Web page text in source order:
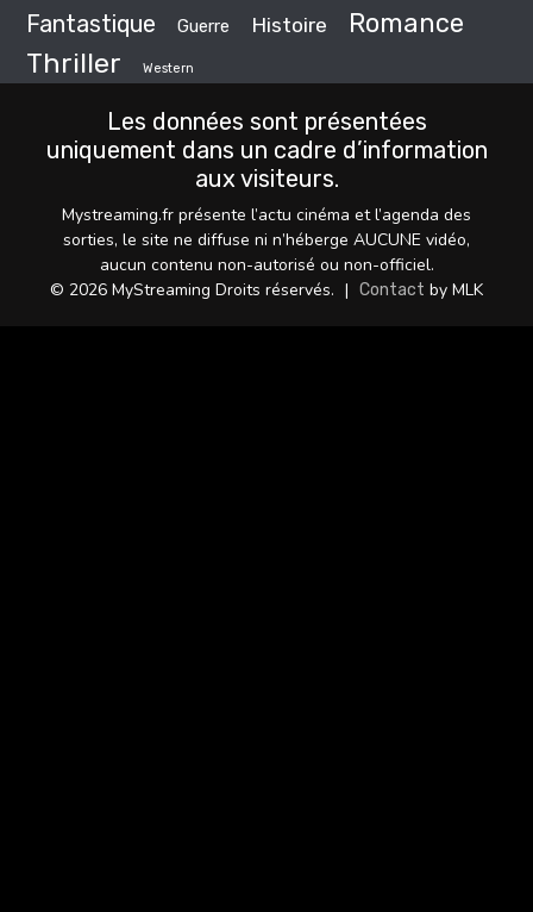
Fantastique Guerre Histoire Romance
Thriller Western
Les données sont présentées
uniquement dans un cadre d’information
aux visiteurs.
Mystreaming.fr présente l’actu cinéma et l’agenda des
sorties, le site ne diffuse ni n’héberge AUCUNE vidéo,
aucun contenu non-autorisé ou non-officiel.
© 2026 MyStreaming Droits réservés. | Contact by MLK